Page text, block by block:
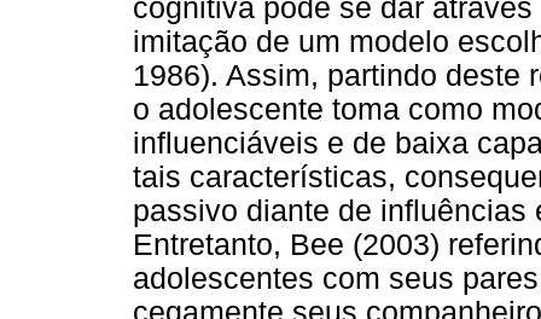
cognitiva pode se dar
imitação de um modelo
1986). Assim, partindo deste
o adolescente toma como
influenciáveis e de baixa
tais características,
passivo diante de influências
Entretanto, Bee (2003)
adolescentes com seus
cegamente seus